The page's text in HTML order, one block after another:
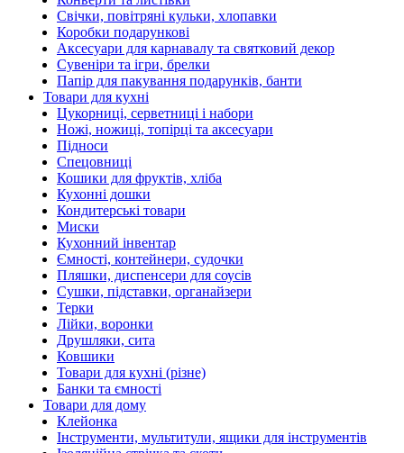
Свічки, повітряні кульки, хлопавки
Коробки подарункові
Аксесуари для карнавалу та святковий декор
Сувеніри та ігри, брелки
Папір для пакування подарунків, банти
Товари для кухні
Цукорниці, серветниці і набори
Ножі, ножиці, топірці та аксесуари
Підноси
Спецовниці
Кошики для фруктів, хліба
Кухонні дошки
Кондитерські товари
Миски
Кухонний інвентар
Ємності, контейнери, судочки
Пляшки, диспенсери для соусів
Сушки, підставки, органайзери
Терки
Лійки, воронки
Друшляки, сита
Ковшики
Товари для кухні (різне)
Банки та ємності
Товари для дому
Клейонка
Інструменти, мультитули, ящики для інструментів